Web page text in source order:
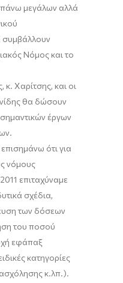
μεγάλων αλλά
συμβάλλουν
Νόμος και το
Χαρίτσης, και οι
θα δώσουν
έργων
ότι για
νόμους
επιταχύναμε
σχέδια,
των δόσεων
του ποσού
εφάπαξ
κατηγορίες
κ.λπ.).